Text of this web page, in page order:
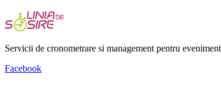
Servicii de cronometrare si management pentru
Facebook